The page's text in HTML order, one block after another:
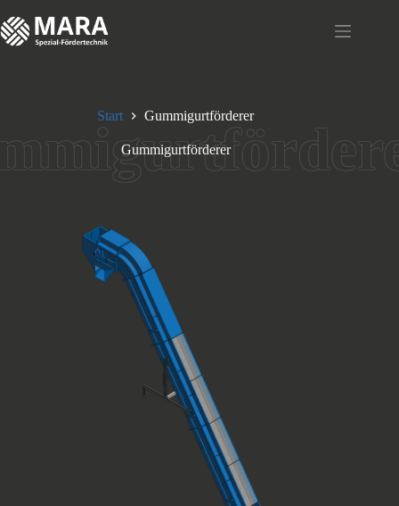
Inhalt
springen
Start Gummigurtförderer
Gummigurtförderer